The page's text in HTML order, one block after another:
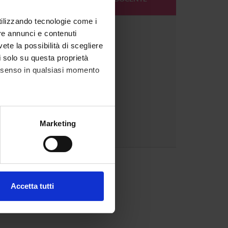
tecnologie come i
annunci e contenuti
la possibilità di scegliere
su questa proprietà
in qualsiasi momento
metro,
che hai fornito loro o
Marketing
Accetta tutti
1